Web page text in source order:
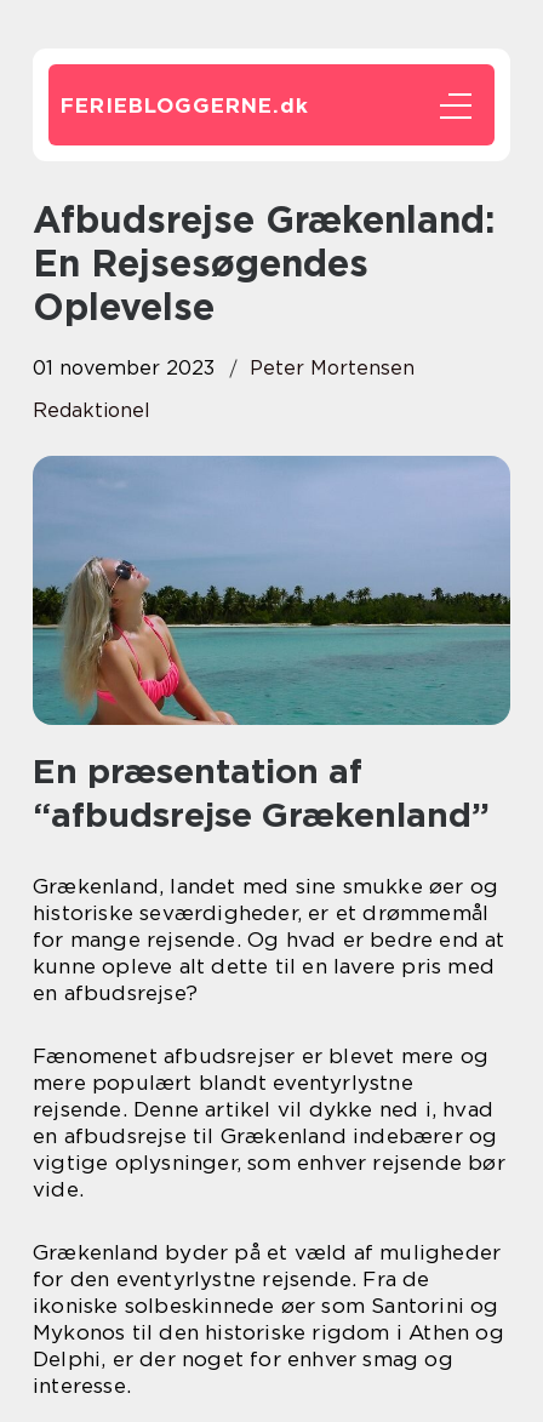
FERIEBLOGGERNE.dk
Afbudsrejse Grækenland:
En Rejsesøgendes
Oplevelse
01 november 2023
Peter Mortensen
Redaktionel
En præsentation af
“afbudsrejse Grækenland”
Grækenland, landet med sine smukke øer og
historiske seværdigheder, er et drømmemål
for mange rejsende. Og hvad er bedre end at
kunne opleve alt dette til en lavere pris med
en afbudsrejse?
Fænomenet afbudsrejser er blevet mere og
mere populært blandt eventyrlystne
rejsende. Denne artikel vil dykke ned i, hvad
en afbudsrejse til Grækenland indebærer og
vigtige oplysninger, som enhver rejsende bør
vide.
Grækenland byder på et væld af muligheder
for den eventyrlystne rejsende. Fra de
ikoniske solbeskinnede øer som Santorini og
Mykonos til den historiske rigdom i Athen og
Delphi, er der noget for enhver smag og
interesse.